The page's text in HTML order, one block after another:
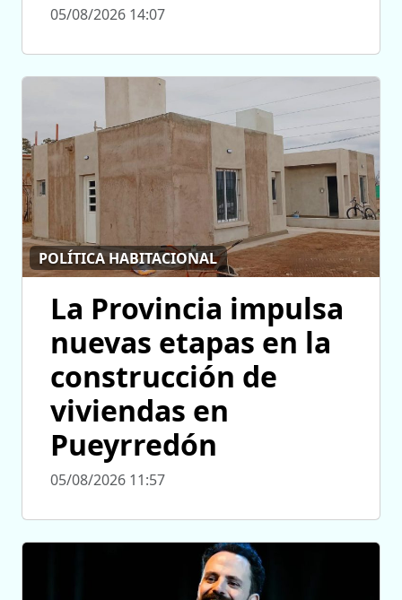
05/08/2026 14:07
POLÍTICA HABITACIONAL
La Provincia impulsa
nuevas etapas en la
construcción de
viviendas en
Pueyrredón
05/08/2026 11:57